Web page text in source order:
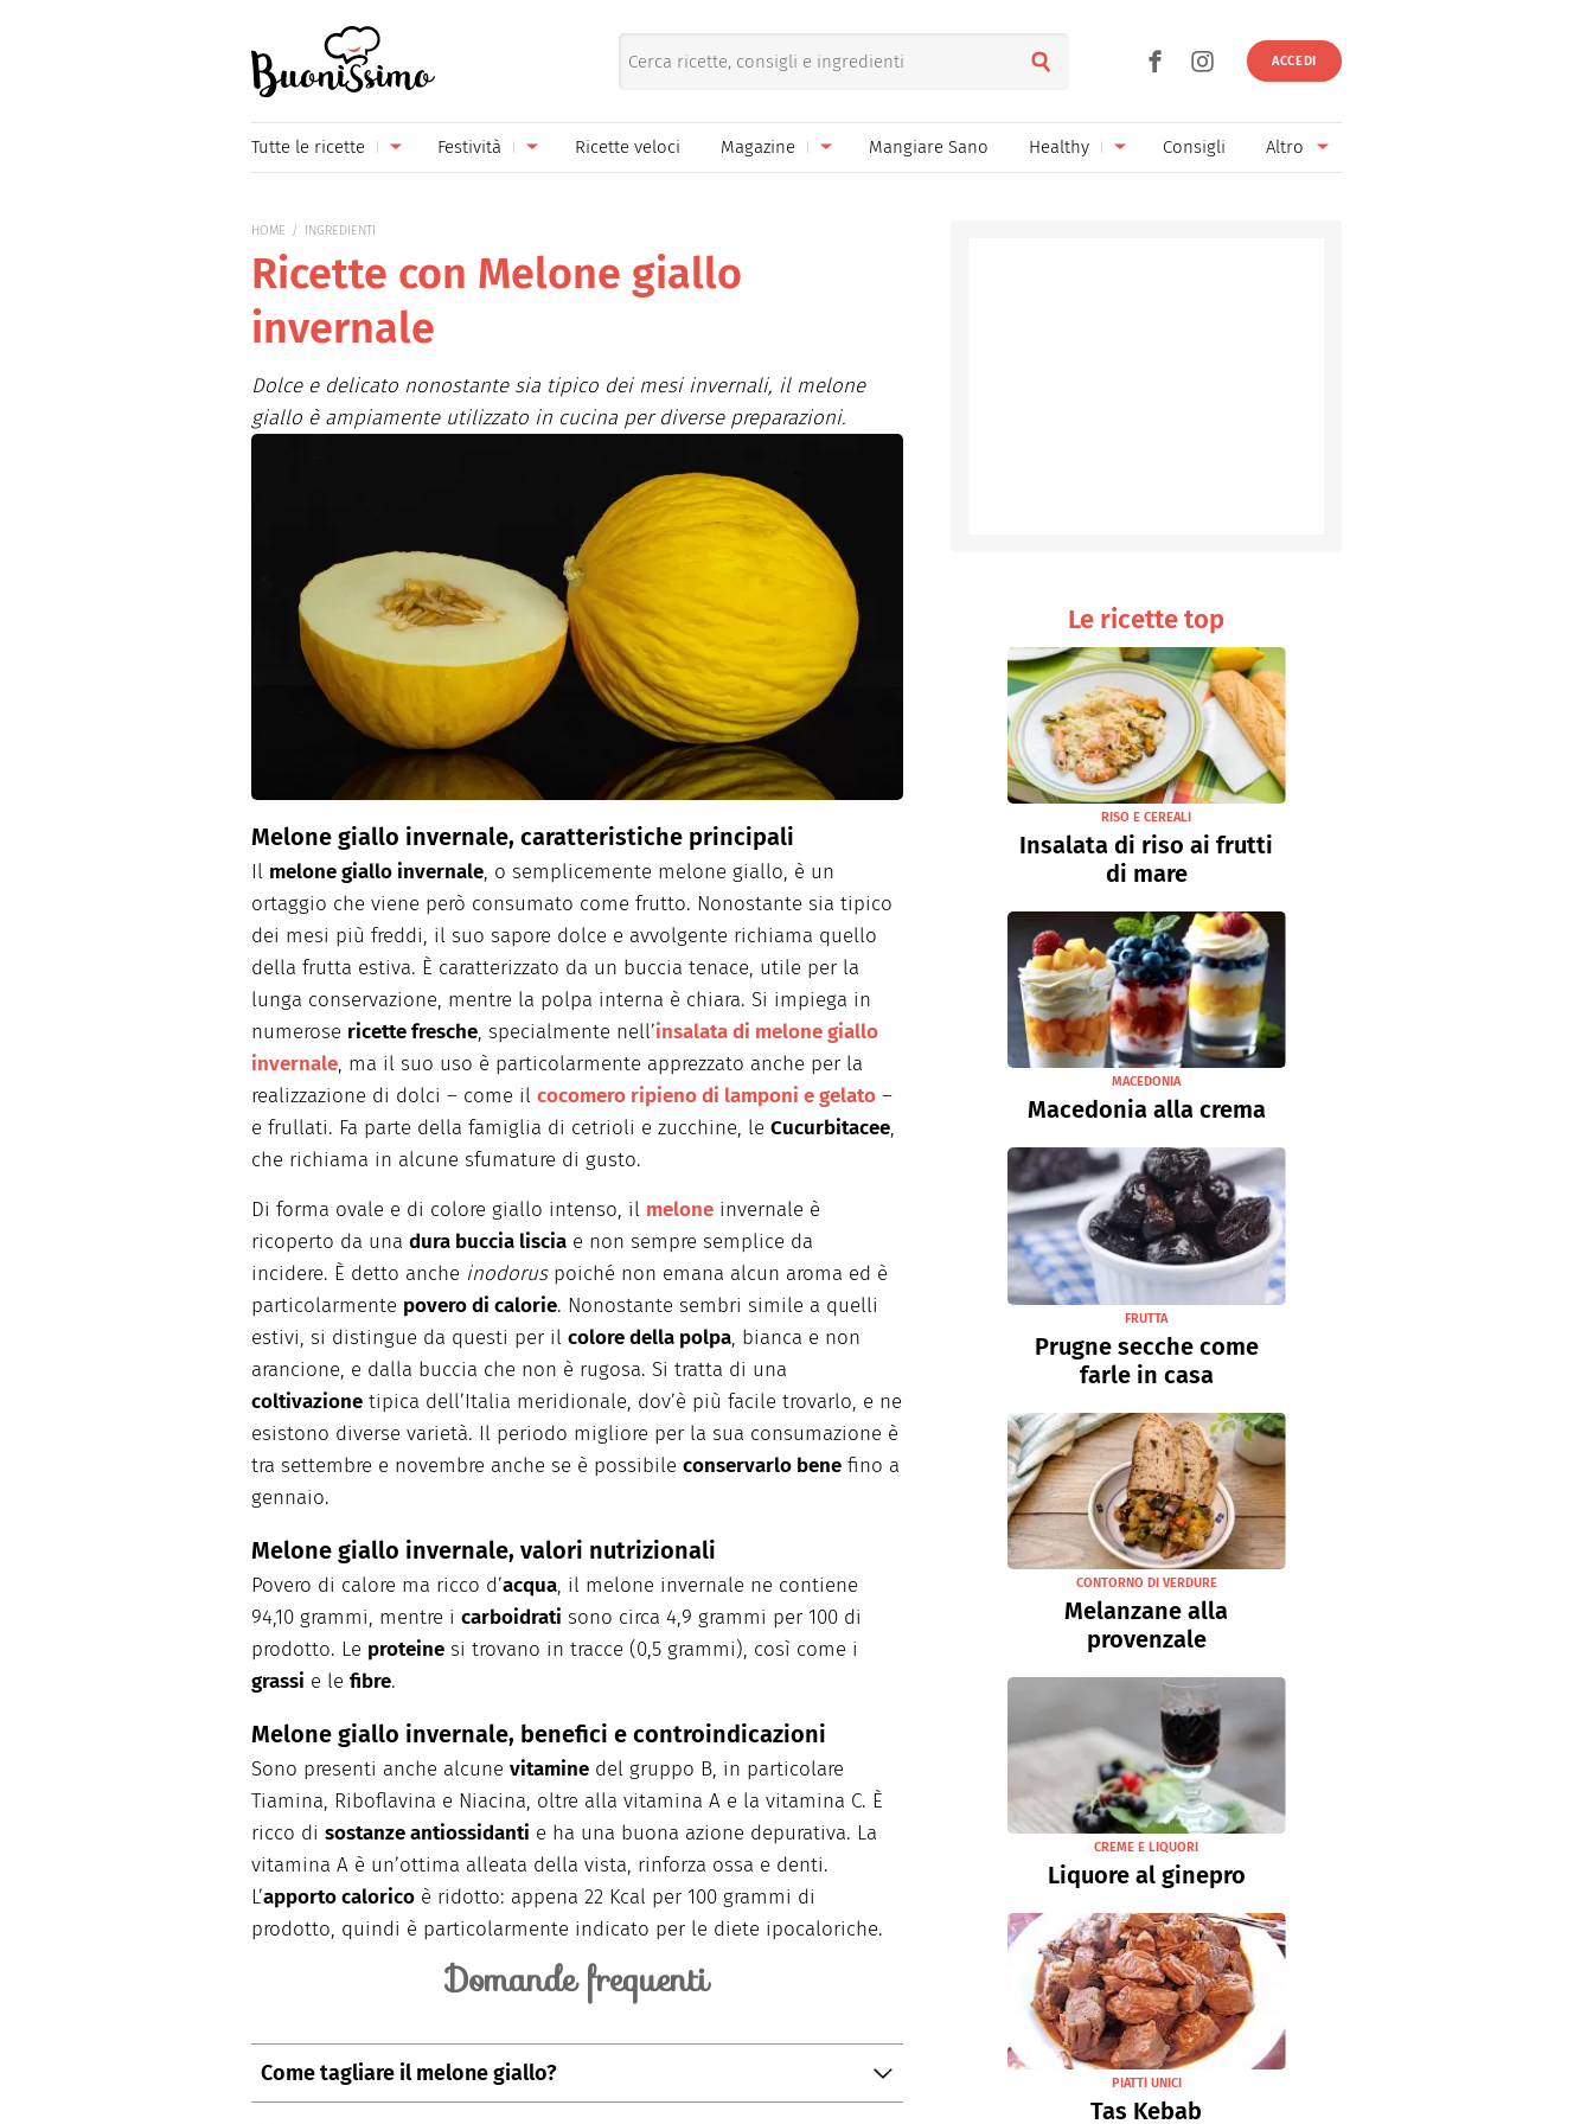
ACCEDI
Tutte le ricette
Primi piatti Pane pizza focacce
Piatti unici
Contorni Conserve
Festività
Carnevale
Festa del Papà
San Valentino
Ricette veloci Magazine Mangiare Sano Healthy Consigli Altro
HOME INGREDIENTI
Ricette con Melone giallo
invernale
Dolce e delicato nonostante sia tipico dei mesi invernali, il melone
giallo è ampiamente utilizzato in cucina per diverse preparazioni.
Melone giallo invernale, caratteristiche principali
Il melone giallo invernale, o semplicemente melone giallo, è un
ortaggio che viene però consumato come frutto. Nonostante sia tipico
dei mesi più freddi, il suo sapore dolce e avvolgente richiama quello
della frutta estiva. È caratterizzato da un buccia tenace, utile per la
lunga conservazione, mentre la polpa interna è chiara. Si impiega in
numerose ricette fresche, specialmente nell’insalata di melone giallo
invernale, ma il suo uso è particolarmente apprezzato anche per la
realizzazione di dolci – come il cocomero ripieno di lamponi e gelato –
e frullati. Fa parte della famiglia di cetrioli e zucchine, le Cucurbitacee,
che richiama in alcune sfumature di gusto.
Di forma ovale e di colore giallo intenso, il melone invernale è
ricoperto da una dura buccia liscia e non sempre semplice da
incidere. È detto anche inodoruspoiché non emana alcun aroma ed è
particolarmente povero di calorie. Nonostante sembri simile a quelli
estivi, si distingue da questi per il colore della polpa, bianca e non
arancione, e dalla buccia che non è rugosa. Si tratta di una
coltivazione tipica dell’Italia meridionale, dov’è più facile trovarlo, e ne
esistono diverse varietà. Il periodo migliore per la sua consumazione è
tra settembre e novembre anche se è possibile conservarlo bene fino a
gennaio.
Melone giallo invernale, valori nutrizionali
Povero di calore ma ricco d’acqua, il melone invernale ne contiene
94,10 grammi, mentre i carboidrati sono circa 4,9 grammi per 100 di
prodotto. Le proteine si trovano in tracce (0,5 grammi), così come i
grassi e le fibre.
Melone giallo invernale, benefici e controindicazioni
Sono presenti anche alcune vitamine del gruppo B, in particolare
Tiamina, Riboflavina e Niacina, oltre alla vitamina A e la vitamina C. È
ricco di sostanze antiossidanti e ha una buona azione depurativa. La
vitamina A è un’ottima alleata della vista, rinforza ossa e denti.
L’apporto calorico è ridotto: appena 22 Kcal per 100 grammi di
prodotto, quindi è particolarmente indicato per le diete ipocaloriche.
Domande frequenti
Come tagliare il melone giallo?
Le ricette top
RISO E CEREALI
Insalata di riso ai frutti
di mare
MACEDONIA
Macedonia alla crema
FRUTTA
Prugne secche come
farle in casa
CONTORNO DI VERDURE
Melanzane alla
provenzale
CREME E LIQUORI
Liquore al ginepro
PIATTI UNICI
Tas Kebab